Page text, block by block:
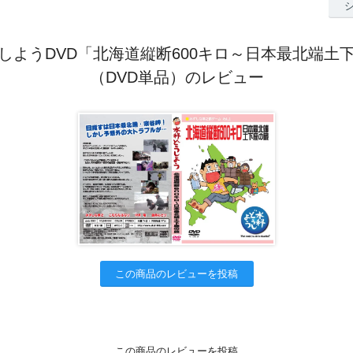
ようDVD「北海道縦断600キロ～日本最北端土下
（DVD単品）のレビュー
この商品のレビューを投稿